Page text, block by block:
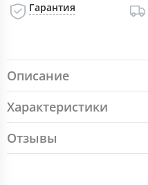
Гарантия
Описание
Характеристики
Отзывы